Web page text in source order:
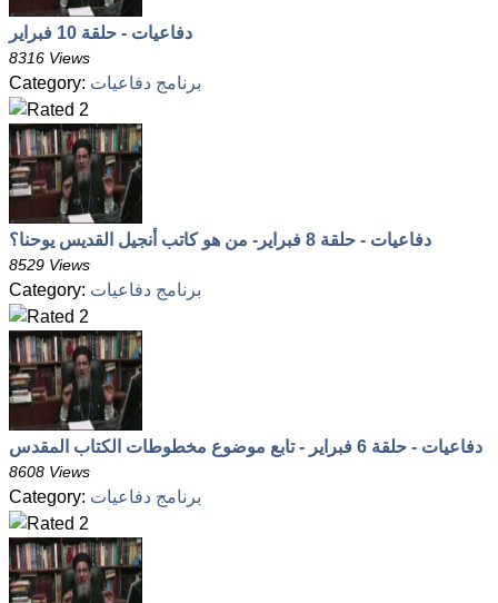
دفاعيات - حلقة 10 فبراير
8316 Views
Category: برنامج دفاعيات
دفاعيات - حلقة 8 فبراير- من هو كاتب أنجيل القديس يوحنا؟
8529 Views
Category: برنامج دفاعيات
دفاعيات - حلقة 6 فبراير - تابع موضوع مخطوطات الكتاب المقدس
8608 Views
Category: برنامج دفاعيات